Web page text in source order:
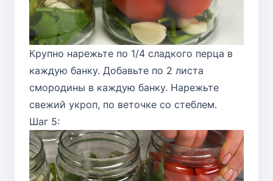
Крупно нарежьте по 1/4 сладкого перца в
каждую банку. Добавьте по 2 листа
смородины в каждую банку. Нарежьте
свежий укроп, по веточке со стеблем.
Шаг 5: